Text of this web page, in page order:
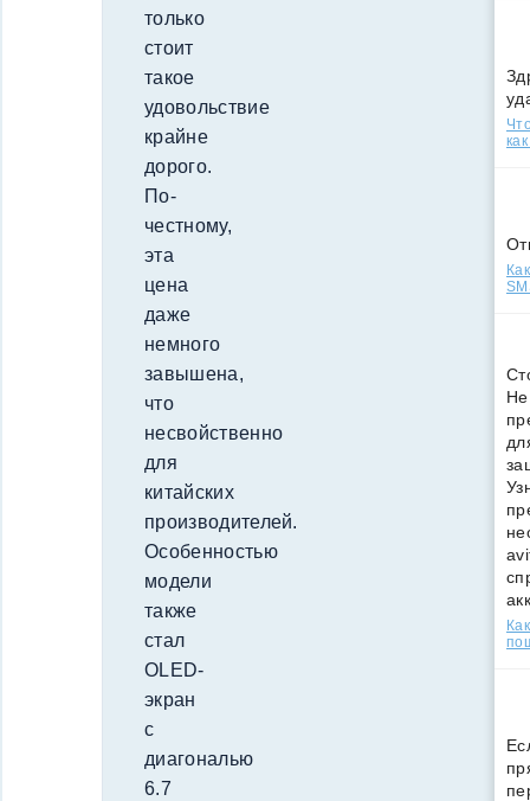
только
стоит
такое
удовольствие
крайне
дорого.
По-
честному,
эта
цена
даже
немного
завышена,
что
несвойственно
для
китайских
производителей.
Особенностью
модели
также
стал
OLED-
экран
с
диагональю
6.7
Не